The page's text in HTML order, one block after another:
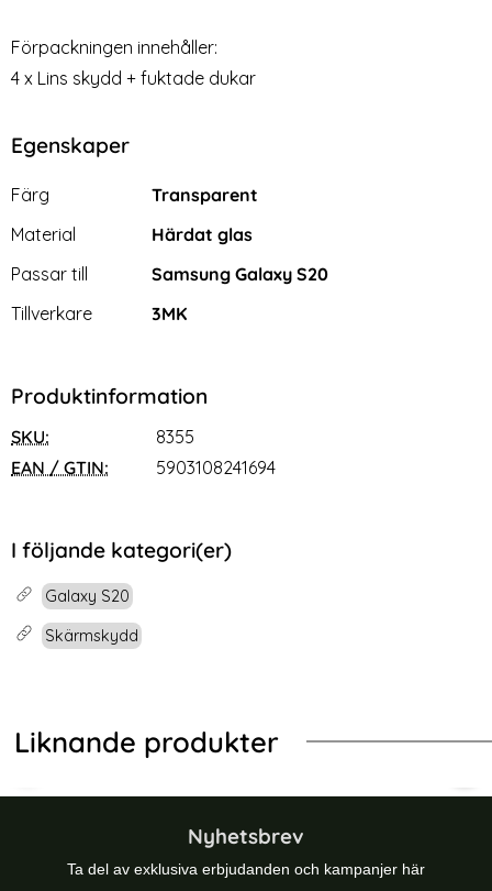
Förpackningen innehåller:
4 x Lins skydd + fuktade dukar
Egenskaper
Egenskaper/attribut för denna produkt
Attribut
Färg
Transparent
Material
Härdat glas
Passar till
Samsung Galaxy S20
Tillverkare
3MK
Produktinformation
SKU:
8355
EAN / GTIN:
5903108241694
I följande kategori(er)
Galaxy S20
Skärmskydd
Liknande produkter
S24 Ultra Linsskydd CamRing Pro+ Svart
3MK Samsung Galaxy A33 5G 4-
Nyhetsbrev
Ta del av exklusiva erbjudanden och kampanjer här